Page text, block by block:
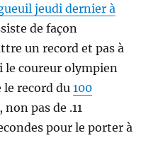
jeudi dernier à
de façon
un record et pas à
le coureur olympien
le record du100
, non pas de .11
pour le porter à